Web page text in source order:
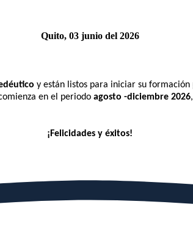
Quito, 03 junio del 2026
y están listos para iniciar su
en el periodo agosto -diciembre 2026
¡Felicidades y éxitos!